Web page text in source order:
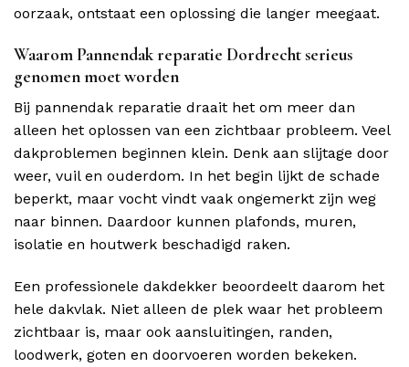
oorzaak, ontstaat een oplossing die langer meegaat.
Waarom Pannendak reparatie Dordrecht serieus
genomen moet worden
Bij pannendak reparatie draait het om meer dan
alleen het oplossen van een zichtbaar probleem. Veel
dakproblemen beginnen klein. Denk aan slijtage door
weer, vuil en ouderdom. In het begin lijkt de schade
beperkt, maar vocht vindt vaak ongemerkt zijn weg
naar binnen. Daardoor kunnen plafonds, muren,
isolatie en houtwerk beschadigd raken.
Een professionele dakdekker beoordeelt daarom het
hele dakvlak. Niet alleen de plek waar het probleem
zichtbaar is, maar ook aansluitingen, randen,
loodwerk, goten en doorvoeren worden bekeken.